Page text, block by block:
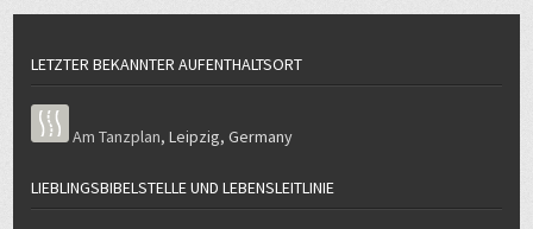
LETZTER BEKANNTER AUFENTHALTSORT
Am Tanzplan,Leipzig,Germany
LIEBLINGSBIBELSTELLE UND LEBENSLEITLINIE